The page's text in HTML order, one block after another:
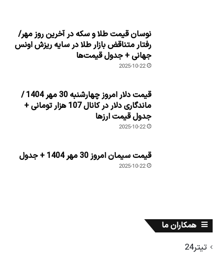
نوسان قیمت طلا و سکه در آخرین روز مهر/
رفتار متناقض بازار طلا در سایه ریزش اونس
جهانی + جدول قیمت‌ها
2025-10-22
قیمت دلار امروز چهارشنبه 30 مهر 1404 /
ماندگاری دلار در کانال 107 هزار تومانی +
جدول قیمت ارزها
2025-10-22
قیمت سیمان امروز 30 مهر 1404 + جدول
2025-10-22
همکاران ما
تیتر24